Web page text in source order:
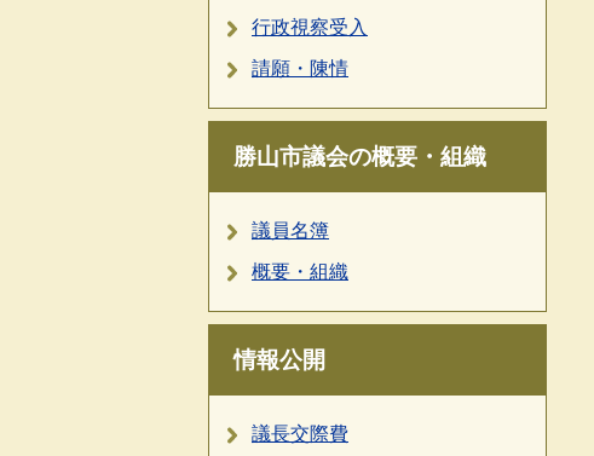
行政視察受入
請願・陳情
勝山市議会の概要・組織
議員名簿
概要・組織
情報公開
議長交際費